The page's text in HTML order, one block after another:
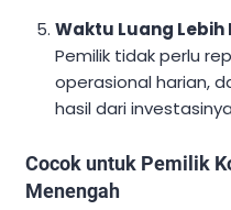
Waktu Luang Lebih
Pemilik tidak perlu
operasional harian,
hasil dari
Cocok untuk Pemilik
Menengah